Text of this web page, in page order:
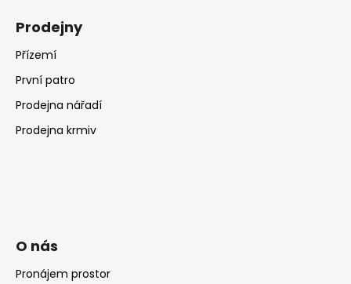
D
o
p
o
r
e
Prodejny
Přízemí
První patro
Prodejna nářadí
Prodejna krmiv
O nás
Pronájem prostor